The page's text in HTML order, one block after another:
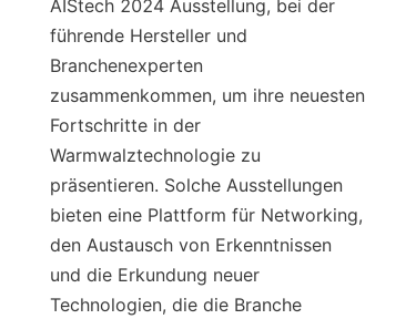
AIStech 2024 Ausstellung, bei der
führende Hersteller und
Branchenexperten
zusammenkommen, um ihre neuesten
Fortschritte in der
Warmwalztechnologie zu
präsentieren. Solche Ausstellungen
bieten eine Plattform für Networking,
den Austausch von Erkenntnissen
und die Erkundung neuer
Technologien, die die Branche